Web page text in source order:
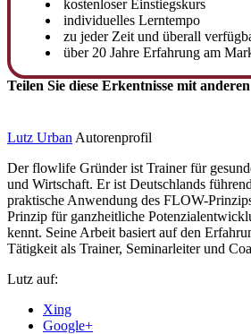
kostenloser Einstiegskurs
individuelles Lerntempo
zu jeder Zeit und überall
über 20 Jahre Erfahrung am
Teilen Sie diese Erkentnisse mit anderen
Lutz Urban Autorenprofil
Der flowlife Gründer ist Trainer für
und Wirtschaft. Er ist Deutschlands
praktische Anwendung des FLOW-
Prinzip für ganzheitliche
kennt. Seine Arbeit basiert auf den
Tätigkeit als Trainer, Seminarleiter und
Lutz auf:
Xing
Google+